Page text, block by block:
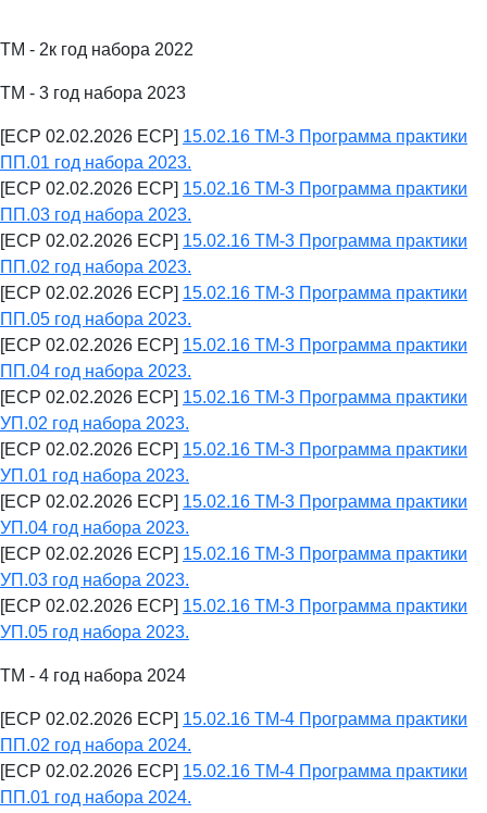
ТМ - 2к год набора 2022
ТМ - 3 год набора 2023
[ECP 02.02.2026 ECP] 15.02.16 ТМ-3 Программа практики
ПП.01 год набора 2023.
[ECP 02.02.2026 ECP] 15.02.16 ТМ-3 Программа практики
ПП.03 год набора 2023.
[ECP 02.02.2026 ECP] 15.02.16 ТМ-3 Программа практики
ПП.02 год набора 2023.
[ECP 02.02.2026 ECP] 15.02.16 ТМ-3 Программа практики
ПП.05 год набора 2023.
[ECP 02.02.2026 ECP] 15.02.16 ТМ-3 Программа практики
ПП.04 год набора 2023.
[ECP 02.02.2026 ECP] 15.02.16 ТМ-3 Программа практики
УП.02 год набора 2023.
[ECP 02.02.2026 ECP] 15.02.16 ТМ-3 Программа практики
УП.01 год набора 2023.
[ECP 02.02.2026 ECP] 15.02.16 ТМ-3 Программа практики
УП.04 год набора 2023.
[ECP 02.02.2026 ECP] 15.02.16 ТМ-3 Программа практики
УП.03 год набора 2023.
[ECP 02.02.2026 ECP] 15.02.16 ТМ-3 Программа практики
УП.05 год набора 2023.
ТМ - 4 год набора 2024
[ECP 02.02.2026 ECP] 15.02.16 ТМ-4 Программа практики
ПП.02 год набора 2024.
[ECP 02.02.2026 ECP] 15.02.16 ТМ-4 Программа практики
ПП.01 год набора 2024.